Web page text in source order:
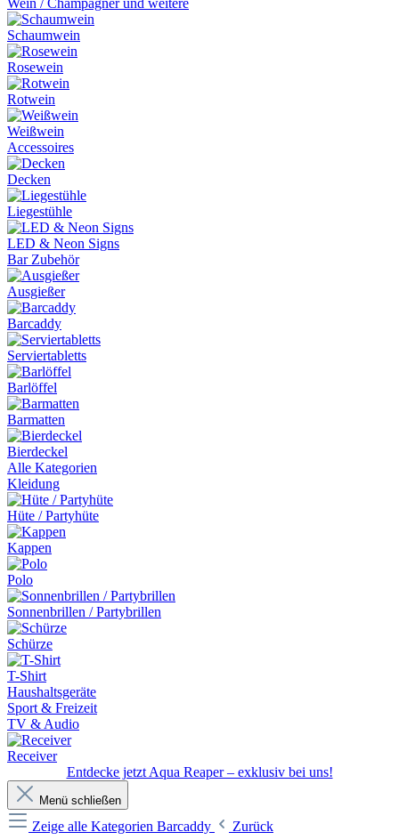
Wein / Champagner und weitere
Schaumwein
Rosewein
Rotwein
Weißwein
Accessoires
Decken
Liegestühle
LED & Neon Signs
Bar Zubehör
Ausgießer
Barcaddy
Serviertabletts
Barlöffel
Barmatten
Bierdeckel
Alle Kategorien
Kleidung
Hüte / Partyhüte
Kappen
Polo
Sonnenbrillen / Partybrillen
Schürze
T-Shirt
Haushaltsgeräte
Sport & Freizeit
TV & Audio
Receiver
Entdecke jetzt Aqua Reaper – exklusiv bei uns!
Menü schließen
Zeige alle Kategorien Barcaddy Zurück